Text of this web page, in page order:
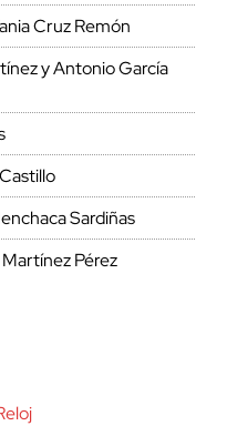
Cruz Remón
y Antonio García
Sardiñas
Pérez